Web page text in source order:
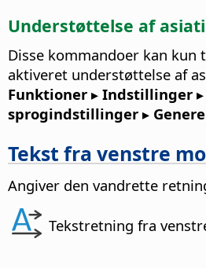
Understøttelse af
Disse kommandoer kan kun
aktiveret understøttelse af
Funktioner ▸ Indstillinger
sprogindstillinger ▸
Tekst fra venstre
Angiver den vandrette
Tekstretning fra